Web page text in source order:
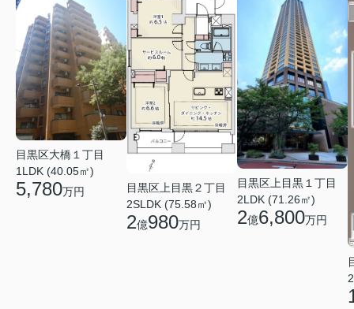
目黒区大橋１丁目
1LDK (40.05㎡)
5,780万円
目黒区上目黒２丁目
2SLDK (75.58㎡)
2億980万円
目黒区上目黒１丁目
2LDK (71.26㎡)
2億6,800万円